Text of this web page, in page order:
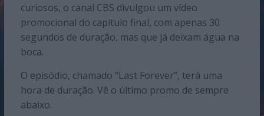
curiosos, o canal CBS divulgou um vídeo
promocional do capítulo final, com apenas 30
segundos de duração, mas que já deixam água na
boca.
O episódio, chamado “Last Forever”, terá uma
hora de duração. Vê o último promo de sempre
abaixo.